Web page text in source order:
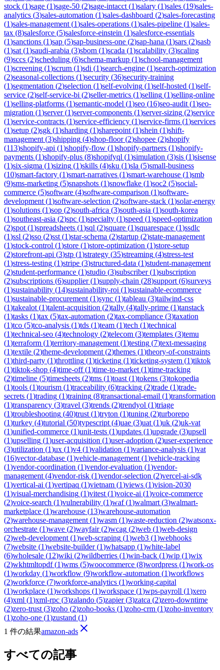
stock (1)sage (1)sage-50 (2)sage-intacct (1)salary (1)sales (19)sales-
analytics (3)sales-automation (1)sales-dashboard (2)sales-forecasting
(1)sales-management (1)sales-operations (1)sales-pipeline (1)sales-
tax (8)salesforce (5)salesforce-einstein (1)salesforce-essentials
(1)sanctions (1)sap (5)sap-business-one (2)sap-hana (1)sars (2)sasb
(1)sat (1)saudi-arabia (3)sbom (1)scada (1)scalability (3)scaling
(9)sccs (2)scheduling (6)schema-markup (1)school-management
(1)screening (1)scrum (1)sdi (1)search-engine (1)search-optimization
(2)seasonal-collections (1)security (36)security-training
(1)segmentation (2)selection (1)self-evolving (1)self-hosted (1)self-
service (2)self-service-bi (2)seller-metrics (1)selling (1)selling-online
(1)selling-platforms (1)semantic-model (1)seo (16)seo-audit (1)seo-
migration (1)server(1)server-components (1)server-sizing (2)service
(1)service-contracts (1)service-efficiency (1)service-firms (1)services
(1)setup (2)sgk (1)sharding (1)sharepoint (1)shein (1)shift-
management (3)shipping (4)shop-floor(2)shopee (2)shopify
(113)shopify-api (1)shopify-flow (1)shopify-partners (1)shopify-
payments (1)shopify-plus (8)shopifyql (1)simulation (3)sis (1)sisense
(1)six-sigma (1)sizing (1)skills (4)sku (1)sla (5)small-business
(10)smart-factory (1)smart-narratives (1)smart-warehouse (1)smb
(9)sms-marketing (5)snapshots (1)snowflake (1)soc2 (5)social-
commerce (5)software (4)software-comparison (1)software-
development (1)software-selection (2)software-stack (1)solar-energy
(1)solutions (1)sop (2)south-africa (3)south-asia (1)south-korea
(1)southeast-asia (2)spc (1)specialty (1)speed (1)speed-optimization
(2)spot (1)spreadsheets (1)sql (2)square (1)squarespace (1)ssdlc
(1)ssl (2)sso (2)sst (1)star-schema (2)startup (2)state-management
(1)stock-control (1)store (1)store-optimization (1)store-setup
(2)storefront-api (3)stp (1)strategy (35)streaming (4)stress-test
(1)stress-testing (1)stripe (3)structured-data (1)student-management
(2)student-performance (1)studio (3)subscriber(1)subscription
(2)subscriptions (6)supplier(1)supply-chain (28)support (6)surveys
(1)sustainability (14)sustainability-roi (1)sustainable-ecommerce
(1)sustainable-procurement (1)sync (1)tableau (3)tailwind-css
(1)takealot (1)talent-acquisition (2)tally (4)tally-prime (1)tanstack
(1)tasks (1)tax (5)tax-automation (2)tax-compliance (3)taxation
(1)tco (5)tco-analysis (1)tds (1)team (1)tech (1)technical
(1)technical-seo (4)technology (2)telecom (3)templates (3)temu
(1)terraform (1)territory-management (1)testing (7)text-messaging
(1)textile (2)theme-development (2)themes (1)theory-of-constraints
(1)third-party (1)throttling (1)ticketing (1)ticketing-system (1)tiktok
(1)tiktok-shop (4)time-off(1)time-to-market (1)time-tracking
(2)timeline (5)timesheets (2)tms (1)toast (1)tokens (3)tokopedia
(1)tools (1)tourism (1)traceability (6)tracking (2)trade (1)trade-
secrets (1)trading (1)training (8)transactional-email (1)transformation
(1)transparency (3)travel (3)trends (2)trendyol (1)triage
(1)troubleshooting (40)trust (1)tryton (1)tuning (2)turborepo
(1)turkey (4)tutorial (50)typescript (4)uae (3)uat (1)uk (2)uk-vat
(1)unified-commerce (1)unit-tests (1)updates (1)upgrade (3)upsell
(1)upselling (1)user-acquisition (1)user-adoption (2)user-experience
(3)utilization (1)ux (1)v4 (1)validation (1)variance-analysis (1)vat
(16)vector-database (1)vehicle-management (1)vehicle-tracking
(1)vendor-coordination (1)vendor-evaluation (1)vendor-
management (4)vendor-risk (1)vendor-selection (2)vercel-ai-sdk
(1)vertical-ai (1)vertipaq (1)vietnam (1)views (1)vision-2030
(1)visual-merchandising (1)vitest (1)voice-ai (1)voice-commerce
(2)voice-search (1)vulnerability (1)waf(1)walmart (3)walmart-
marketplace (1)warehouse (13)warehouse-automation
(2)warehouse-management (1)wasm (1)waste-reduction (2)watsonx-
orchestrate (1)wave (2)wayfair(2)wcag (2)web (1)web-design
(2)web-development (1)web-scraping (1)web3 (1)webhooks
(7)website (1)website-builder(1)whatsapp (1)white-label
(6)wholesale (12)wiki (2)wildberries (1)win-back (1)wip (1)wix
(2)wkhtmltopdf(1)wms (5)woocommerce (8)wordpress (1)work-os
(1)workday (1)workflow (9)workflow-automation (1)workflows
(2)workforce (7)workforce-analytics (1)working-capital
(1)workplace (1)workshops (1)workspace (1)wps-payroll (1)xero
(4)xml (1)xml-rpc (3)zalando (5)zapier(3)zatca (2)zero-downtime
(2)zero-trust (3)zoho (2)zoho-books (1)zoho-crm (1)zoho-inventory
(1)zoho-one (1)zustand (1)
1 件の結果amazon-ads
すべての記事